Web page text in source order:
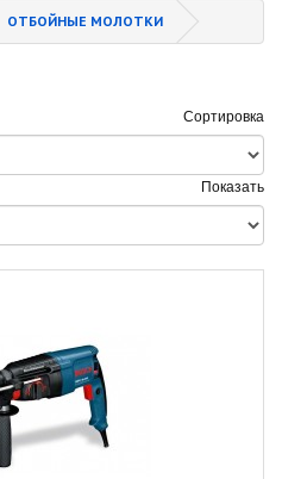
ОТБОЙНЫЕ МОЛОТКИ
Сортировка
Показать